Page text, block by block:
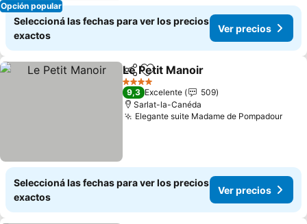
Opción popular
Seleccioná las fechas para ver los precios
exactos
Ver precios
CompartirAñadir a favoritos
Le Petit Manoir
4 Estrellas
9,3 Excelente
509
Sarlat-la-Canéda
Elegante suite Madame de PompadourVer
Seleccioná las fechas para ver los precios
exactos
Ver precios